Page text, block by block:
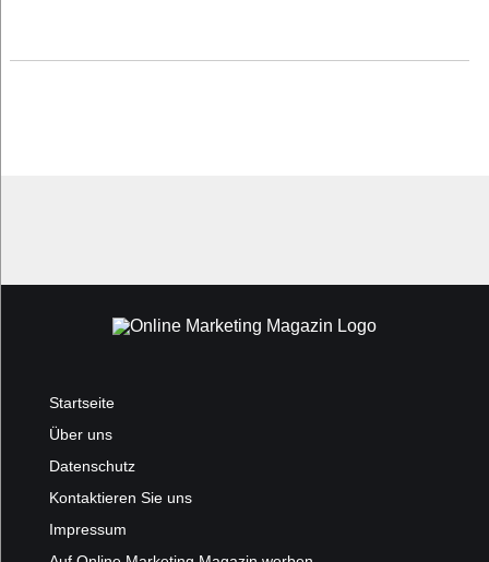
Startseite
Über uns
Datenschutz
Kontaktieren Sie uns
Impressum